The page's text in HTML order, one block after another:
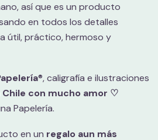
así que es un producto
en todos los detalles
útil, práctico, hermoso y
®, caligrafía e ilustraciones
Chile con mucho amor ♡
Papelería.
en un regalo aun más